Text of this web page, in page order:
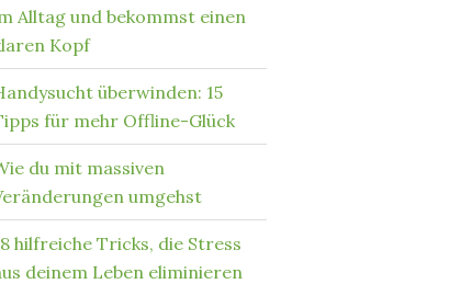
Alltag und bekommst einen
Kopf
überwinden: 15
für mehr Offline-Glück
du mit massiven
umgehst
hilfreiche Tricks, die Stress
deinem Leben eliminieren